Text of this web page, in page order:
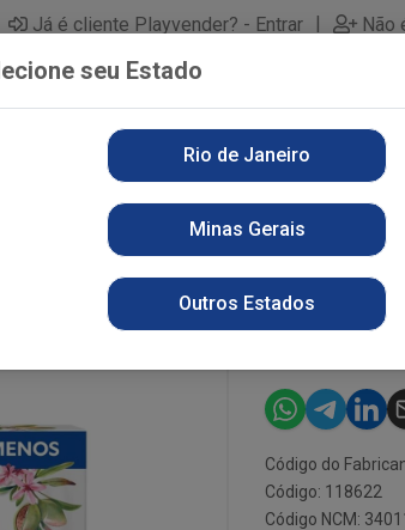
Já é cliente Playvender? - Entrar | Não
HIDRA 90G BRANC
KIT
HIDRA
Código do
Código: 118622
Código NCM:
seu Estado
Rio de Janeiro
Minas Gerais
Outros Estados